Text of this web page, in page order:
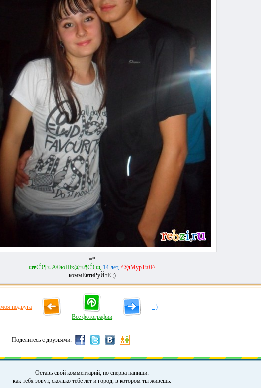
=*
◘♥Ѽ¶☜А©юШк@☜¶Ѽ ◘, 14 лет, ^УдМурТиЯ^
коммЕнтиРуЙтЕ ;)
моя подруга
Все фотографии
=)
Поделитесь с друзьями:
Оставь свой комментарий, но сперва напиши:
как тебя зовут, сколько тебе лет и город, в котором ты живешь.